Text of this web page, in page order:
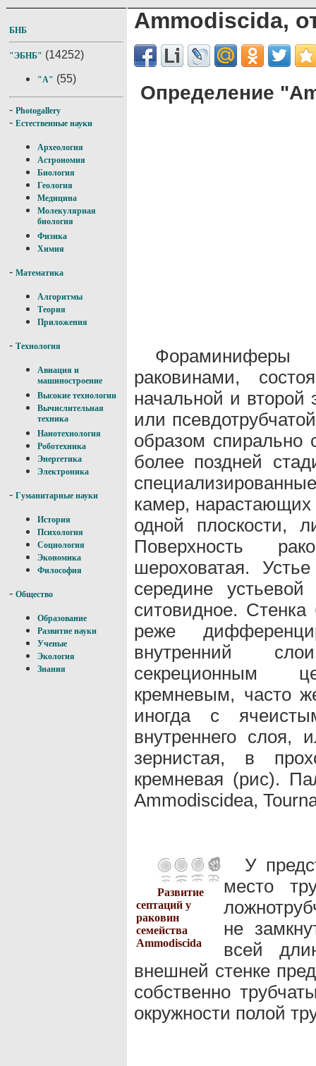
БНБ
"ЭБНБ" (14252)
"A" (55)
- Photogallery
- Естественные науки
Археология
Астрономия
Биология
Геология
Медицина
Молекулярная
биология
Физика
Химия
- Математика
Алгоритмы
Теория
Приложения
- Технология
Авиация и
машиностроение
Высокие технологии
Вычислительная
техника
Нанотехнология
Роботехника
Энергетика
Электроника
- Гуманитарные науки
История
Психология
Социология
Экономика
Философия
- Общество
Образование
Развитие науки
Ученые
Экология
Знания
Ammodiscida,
Определение
Фораминиферы
раковинами,
начальной и второй
или
образом спирально
более поздней
камер,
одной плоскости,
Поверхность
шероховатая.
середине
ситовидное.
реже
внутренний
секреционным
кремневым, часто
иногда с
внутреннего слоя,
зернистая, в
кремневая (рис).
Ammodiscidea,
Развитие
септаций у
раковин
семейства
Ammodiscida
У
место
не
всей
внешней стенке
собственно
окружности полой